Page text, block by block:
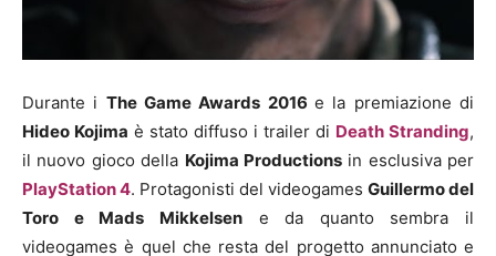
Durante i The Game Awards 2016e la premiazione di
Hideo Kojima è stato diffuso i trailer di Death Stranding,
il nuovo gioco della Kojima Productionsin esclusiva per
PlayStation 4. Protagonisti del videogames Guillermo del
Toro e Mads Mikkelsene da quanto sembra il
videogames è quel che resta del progetto annunciato e